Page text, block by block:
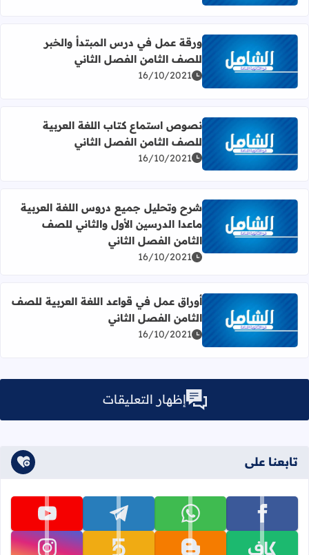
اقرأ المزيد عن ورقة عمل في درس المبتدأ والخبر للصف
ورقة عمل في درس المبتدأ والخبر
للصف الثامن الفصل الثاني
16/10/2021
اقرأ المزيد عن نصوص استماع كتاب اللغة العربية للصف
نصوص استماع كتاب اللغة العربية
للصف الثامن الفصل الثاني
16/10/2021
اقرأ المزيد عن شرح وتحليل جميع دروس اللغة العربية ماعدا
شرح وتحليل جميع دروس اللغة العربية
ماعدا الدرسين الأول والثاني للصف
الثامن الفصل الثاني
16/10/2021
اقرأ المزيد عن أوراق عمل في قواعد اللغة العربية للصف
أوراق عمل في قواعد اللغة العربية للصف
الثامن الفصل الثاني
16/10/2021
إظهار التعليقات
تابعنا على
تابعنا على facebook تابعنا على whatsapp تابعنا على telegram تابعنا على youtube